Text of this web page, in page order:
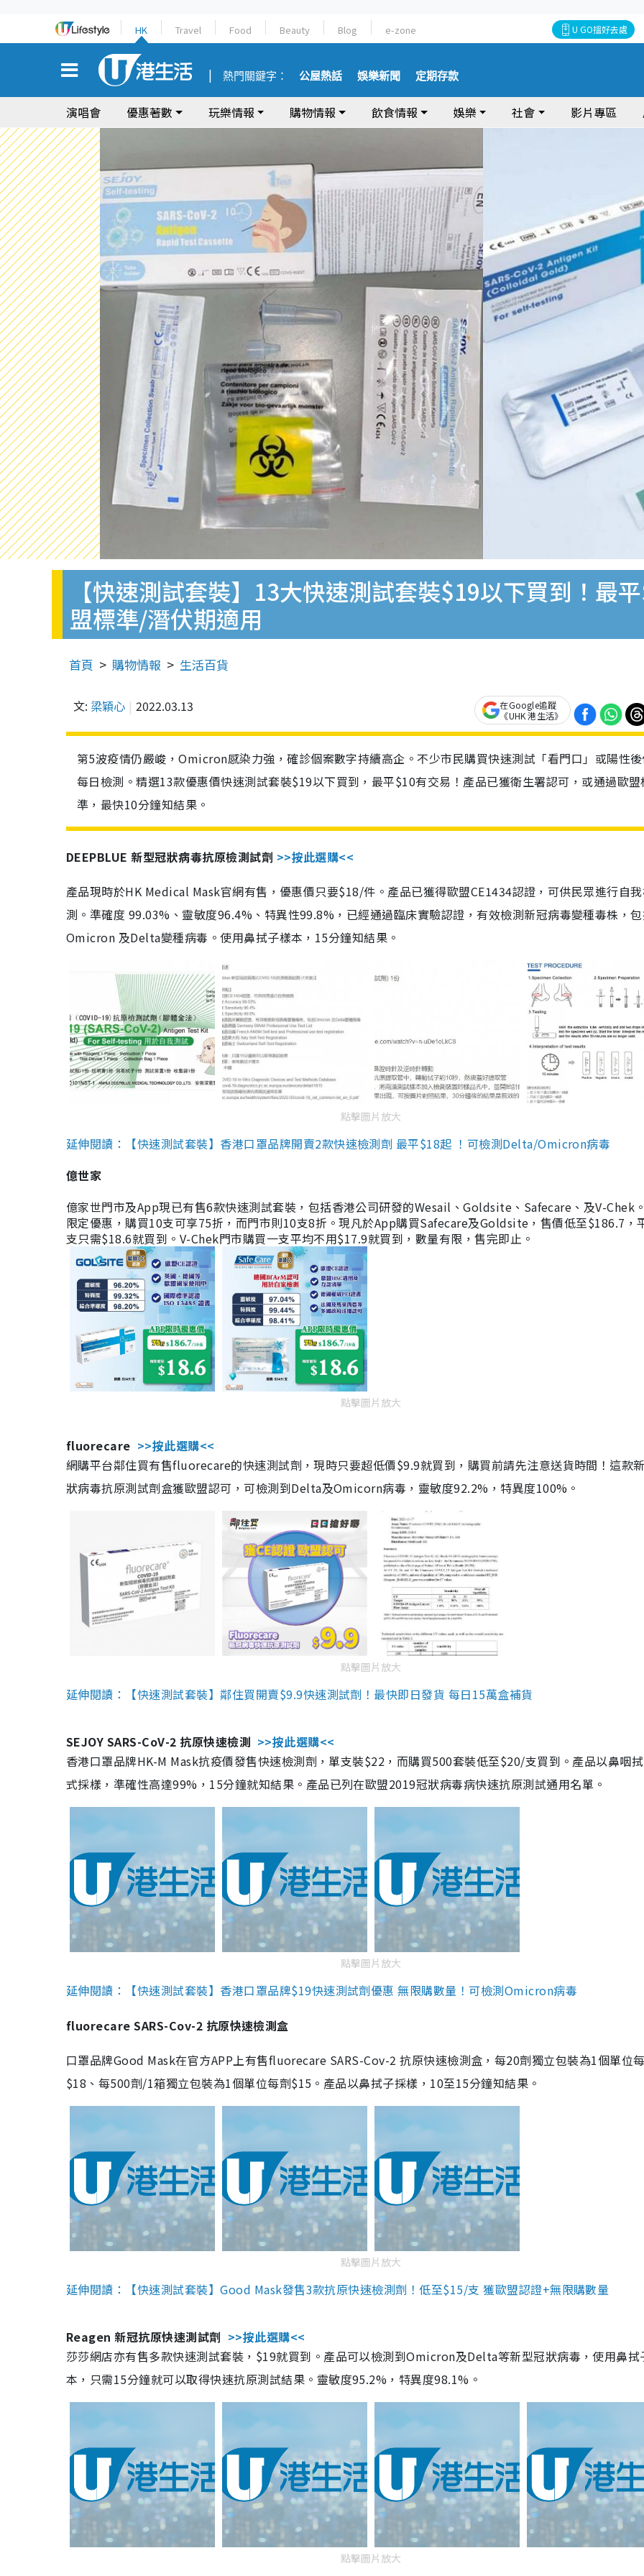
HK Travel Food Beauty Blog e-zone U GO搵好去處
熱門關鍵字： 公屋熱話 娛樂新聞 定期存款
演唱會 優惠著數 玩樂情報 購物情報 飲食情報 娛樂 社會 影片專區
【快速測試套裝】13大快速測試套裝$19以下買到！最
盟標準/潛伏期適用
首頁 購物情報 生活百貨
文: 梁穎心 2022.03.13
在Google追蹤
《UHK 港生活》
第5波疫情仍嚴峻，Omicron感染力強，確診個案數字持續高企。不少市民購買快速測試「看門口」或陽性
每日檢測。精選13款優惠價快速測試套裝$19以下買到，最平$10有交易！產品已獲衛生署認可，或通過歐盟
準，最快10分鐘知結果。
DEEPBLUE 新型冠狀病毒抗原檢測試劑 >>按此選購<<
產品現時於HK Medical Mask官網有售，優惠價只要$18/件。產品已獲得歐盟CE1434認證，可供民眾進行自
測。準確度 99.03%、靈敏度96.4%、特異性99.8%，已經通過臨床實驗認證，有效檢測新冠病毒變種毒株，
Omicron 及Delta變種病毒。使用鼻拭子樣本，15分鐘知結果。
點擊圖片放大
延伸閱讀：【快速測試套裝】香港口罩品牌開賣2款快速檢測劑 最平$18起 ！可檢測Delta/Omicron病毒
億世家
億家世門市及App現已有售6款快速測試套裝，包括香港公司研發的Wesail、Goldsite、Safecare、及V-Chek
限定優惠，購買10支可享75折，而門市則10支8折。現凡於App購買Safecare及Goldsite，售價低至$186.7，
支只需$18.6就買到。V-Chek門市購買一支平均不用$17.9就買到，數量有限，售完即止。
點擊圖片放大
fluorecare >>按此選購<<
網購平台鄰住買有售fluorecare的快速測試劑，現時只要超低價$9.9就買到，購買前請先注意送貨時間！這款
狀病毒抗原測試劑盒獲歐盟認可，可檢測到Delta及Omicorn病毒，靈敏度92.2%，特異度100%。
點擊圖片放大
延伸閱讀：【快速測試套裝】鄰住買開賣$9.9快速測試劑！最快即日發貨 每日15萬盒補貨
SEJOY SARS-CoV-2 抗原快速檢測 >>按此選購<<
香港口罩品牌HK-M Mask抗疫價發售快速檢測劑，單支裝$22，而購買500套裝低至$20/支買到。產品以鼻咽
式採樣，準確性高達99%，15分鐘就知結果。產品已列在歐盟2019冠狀病毒病快速抗原測試通用名單。
點擊圖片放大
延伸閱讀：【快速測試套裝】香港口罩品牌$19快速測試劑優惠 無限購數量！可檢測Omicron病毒
fluorecare SARS-Cov-2 抗原快速檢測盒
口罩品牌Good Mask在官方APP上有售fluorecare SARS-Cov-2 抗原快速檢測盒，每20劑獨立包裝為1個單位
$18、每500劑/1箱獨立包裝為1個單位每劑$15。產品以鼻拭子採樣，10至15分鐘知結果。
點擊圖片放大
延伸閱讀：【快速測試套裝】Good Mask發售3款抗原快速檢測劑！低至$15/支 獲歐盟認證+無限購數量
Reagen 新冠抗原快速測試劑 >>按此選購<<
莎莎網店亦有售多款快速測試套裝，$19就買到。產品可以檢測到Omicron及Delta等新型冠狀病毒，使用鼻拭
本，只需15分鐘就可以取得快速抗原測試結果。靈敏度95.2%，特異度98.1%。
點擊圖片放大